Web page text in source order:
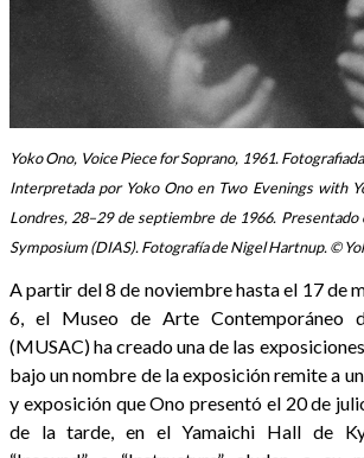
Yoko Ono, Voice Piece for Soprano, 1961.
Interpretada por Yoko Ono en Two Evenings with
Londres, 28–29 de septiembre de 1966.
Symposium (DIAS). Fotografía de Nigel Hartnup. ©
A partir del 8 de noviembre hasta el 17 de
6, el Museo de Arte Contemporáneo
(MUSAC) ha creado una de las
bajo un nombre de la exposición remite a
y exposición que Ono presentó el 20 de
de la tarde, en el Yamaichi Hall de